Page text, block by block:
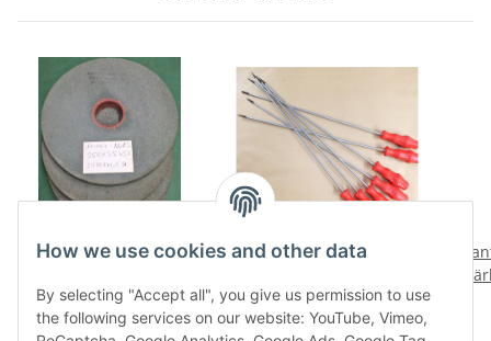
1 St. Schleifscheibe 250
217277/1 P siehe Bild
N12
29,80 €*
3 Stück Wera 635
400 mm extra lang 1,0 x
5.0 / 400
15,29 €*
How we use cookies and other data
By selecting "Accept all", you give us permission to use
the following services on our website: YouTube, Vimeo,